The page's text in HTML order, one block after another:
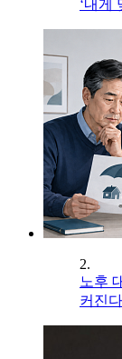
‘내게
2.
노후
커진다